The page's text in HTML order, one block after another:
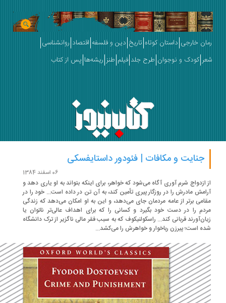
خارجی داستان کوتاه تاریخ دین و فلسفه اقتصاد روانشناسی
کودک و نوجوان طرح جلد فیلم طنز ریشه‌ها پس از کتاب
جنایت و مکافات | فئودور داستایفسکی
ازدواج شرم آوری آگاه می‌شود که خواهر،‌ برای اینکه بتواند به او یاری دهد و
مادرش را در روزگار پیری تأمین کند،‌ به آن تن در داده است... خود را در
برتر از عامه مردمان جای می‌دهد، و این به او امکان می‌دهد که زندگی
را در دست خود بگیرد و کسانی را که برای اهداف عالی‌تر ناتوان یا
قربانی کند... راسکولنیکوف که به سبب فقر مالی ناگزیر از ترک دانشگاه
است؛ پیرزن رباخوار و خواهرش را می‌کشد...